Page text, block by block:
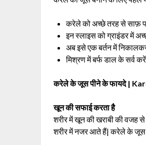
करेले को अच्छे तरह से साफ़
इन स्लाइस को ग्राइंडर में
अब इसे एक बर्तन में
मिश्रण में बर्फ डाल के सर्व
करेले के जूस पीने के फायदे |
खून की सफाई करता है
शरीर में खून की खराबी की वजह
शरीर में नजर आते हैं| करेले के जूस के